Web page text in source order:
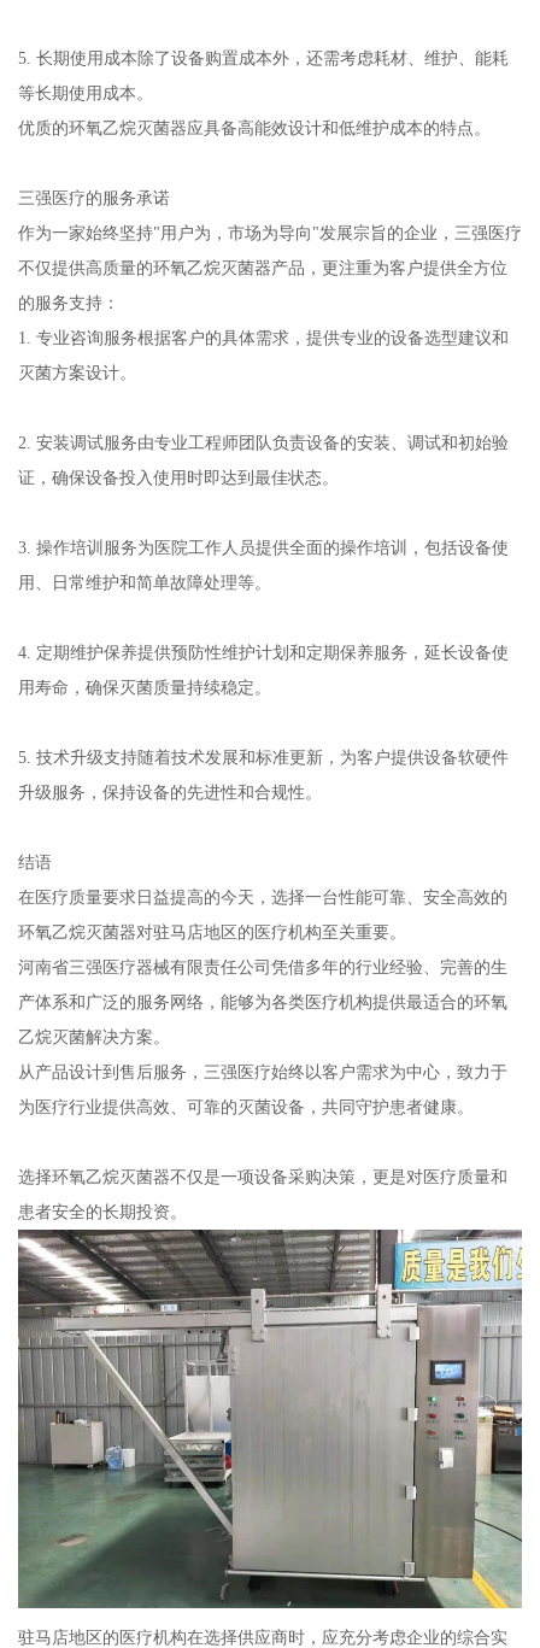
5. 长期使用成本除了设备购置成本外，还需考虑耗材、维护、能耗
等长期使用成本。
优质的环氧乙烷灭菌器应具备高能效设计和低维护成本的特点。
三强医疗的服务承诺
作为一家始终坚持"用户为，市场为导向"发展宗旨的企业，三强医疗
不仅提供高质量的环氧乙烷灭菌器产品，更注重为客户提供全方位
的服务支持：
1. 专业咨询服务根据客户的具体需求，提供专业的设备选型建议和
灭菌方案设计。
2. 安装调试服务由专业工程师团队负责设备的安装、调试和初始验
证，确保设备投入使用时即达到最佳状态。
3. 操作培训服务为医院工作人员提供全面的操作培训，包括设备使
用、日常维护和简单故障处理等。
4. 定期维护保养提供预防性维护计划和定期保养服务，延长设备使
用寿命，确保灭菌质量持续稳定。
5. 技术升级支持随着技术发展和标准更新，为客户提供设备软硬件
升级服务，保持设备的先进性和合规性。
结语
在医疗质量要求日益提高的今天，选择一台性能可靠、安全高效的
环氧乙烷灭菌器对驻马店地区的医疗机构至关重要。
河南省三强医疗器械有限责任公司凭借多年的行业经验、完善的生
产体系和广泛的服务网络，能够为各类医疗机构提供最适合的环氧
乙烷灭菌解决方案。
从产品设计到售后服务，三强医疗始终以客户需求为中心，致力于
为医疗行业提供高效、可靠的灭菌设备，共同守护患者健康。
选择环氧乙烷灭菌器不仅是一项设备采购决策，更是对医疗质量和
患者安全的长期投资。
驻马店地区的医疗机构在选择供应商时，应充分考虑企业的综合实